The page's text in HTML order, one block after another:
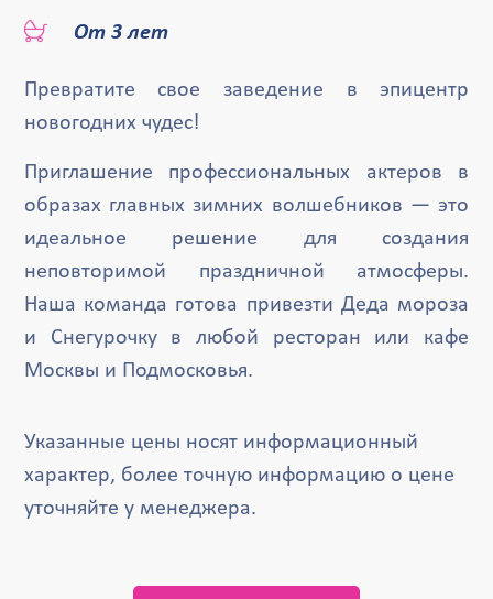
От 3 лет
Превратите свое заведение в эпицентр
новогодних чудес!
Приглашение профессиональных актеров в
образах главных зимних волшебников — это
идеальное решение для создания
неповторимой праздничной атмосферы.
Наша команда готова привезти Деда мороза
и Снегурочку в любой ресторан или кафе
Москвы и Подмосковья.
Указанные цены носят информационный
характер, более точную информацию о цене
уточняйте у менеджера.